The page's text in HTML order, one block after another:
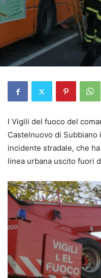
I Vigili del fuoco del
Castelnuovo di Subbiano
incidente stradale, che
linea urbana uscito fuori